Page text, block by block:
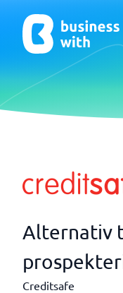
Alternativ
Creditsafe